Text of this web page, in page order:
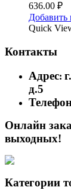
636.00 ₽
Добавить
Quick
Контакты
Адрес:
д.5
Онлайн
выходных!
Категории